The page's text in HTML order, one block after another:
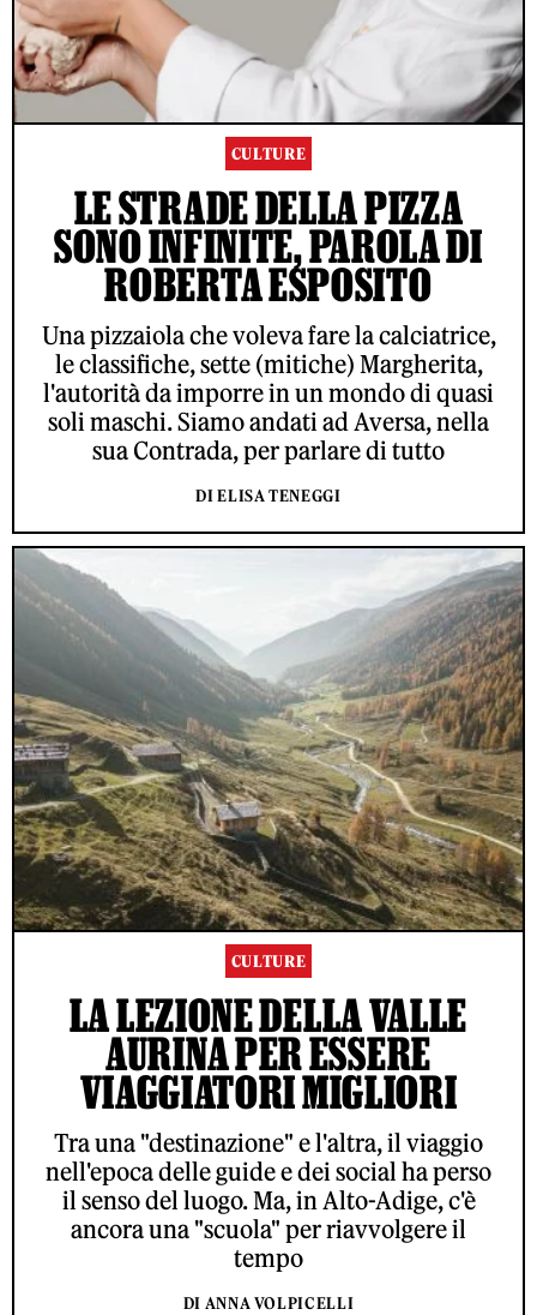
CULTURE
LE STRADE DELLA PIZZA
SONO INFINITE, PAROLA DI
ROBERTA ESPOSITO
Una pizzaiola che voleva fare la calciatrice,
le classifiche, sette (mitiche) Margherita,
l'autorità da imporre in un mondo di quasi
soli maschi. Siamo andati ad Aversa, nella
sua Contrada, per parlare di tutto
DI ELISA TENEGGI
CULTURE
LA LEZIONE DELLA VALLE
AURINA PER ESSERE
VIAGGIATORI MIGLIORI
Tra una "destinazione" e l'altra, il viaggio
nell'epoca delle guide e dei social ha perso
il senso del luogo. Ma, in Alto-Adige, c'è
ancora una "scuola" per riavvolgere il
tempo
DI ANNA VOLPICELLI